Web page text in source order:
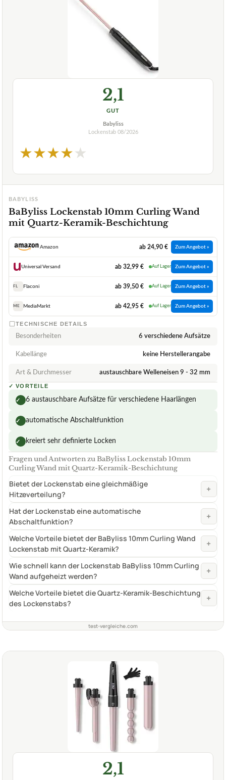
2,1
GUT
Babyliss
Lockenstab 08/2026
★★★★★
BABYLISS
BaByliss Lockenstab 10mm Curling Wand
mit Quartz-Keramik-Beschichtung
Amazon ab 24,90 € Zum Angebot »
Universal Versand ab 32,99 € Auf Lager Zum Angebot »
FL Flaconi ab 39,50 € Auf Lager Zum Angebot »
ME MediaMarkt ab 42,95 € Auf Lager Zum Angebot »
TECHNISCHE DETAILS
Besonderheiten 6 verschiedene Aufsätze
Kabellänge keine Herstellerangabe
Art & Durchmesser austauschbare Welleneisen 9 - 32 mm
✓ VORTEILE
✓ 6 austauschbare Aufsätze für verschiedene Haarlängen
✓ automatische Abschaltfunktion
✓ kreiert sehr definierte Locken
Fragen und Antworten zu BaByliss Lockenstab 10mm
Curling Wand mit Quartz-Keramik-Beschichtung
Bietet der Lockenstab eine gleichmäßige
Hitzeverteilung?
+
Hat der Lockenstab eine automatische
Abschaltfunktion?
+
Welche Vorteile bietet der BaByliss 10mm Curling Wand
Lockenstab mit Quartz-Keramik?
+
Wie schnell kann der Lockenstab BaByliss 10mm Curling
Wand aufgeheizt werden?
+
Welche Vorteile bietet die Quartz-Keramik-Beschichtung
des Lockenstabs?
+
test-vergleiche.com
2,1